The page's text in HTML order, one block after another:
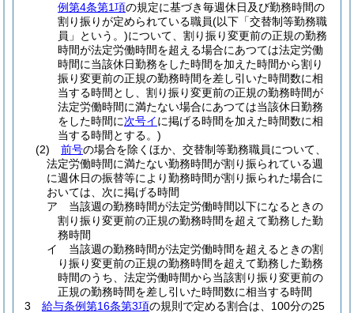
例第4条第1項の規定に基づき毎週休日及び勤務時間の
割り振りが定められている職員(以下「交替制等勤務職
員」という。)について、割り振り変更前の正規の勤務
時間が法定労働時間を超える場合にあつては法定労働
時間に当該休日勤務をした時間を加えた時間から割り
振り変更前の正規の勤務時間を差し引いた時間数に相
当する時間とし、割り振り変更前の正規の勤務時間が
法定労働時間に満たない場合にあつては当該休日勤務
をした時間に次号イに掲げる時間を加えた時間数に相
当する時間とする。)
(2)
前号の場合を除くほか、交替制等勤務職員について、
法定労働時間に満たない勤務時間が割り振られている週
に週休日の振替等により勤務時間が割り振られた場合に
おいては、次に掲げる時間
ア
当該週の勤務時間が法定労働時間以下になるときの
割り振り変更前の正規の勤務時間を超えて勤務した勤
務時間
イ
当該週の勤務時間が法定労働時間を超えるときの割
り振り変更前の正規の勤務時間を超えて勤務した勤務
時間のうち、法定労働時間から当該割り振り変更前の
正規の勤務時間を差し引いた時間数に相当する時間
3
給与条例第16条第3項の規則で定める割合は、100分の25